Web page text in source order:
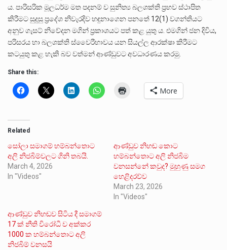
ය. පාරිසරික මූලධර්ම මත පදනම් ව සුනිත්‍ය බලශක්ති ප්‍රභව ස්ථාපිත
කිරීමට සුදුසු ප්‍රදේශ නිවැරදිව හඳුනාගෙන පනතේ 12(1) වගන්තියට
අනුව ගැසට් නිවේදන මගින් ප්‍රකාශයට පත් කළ යුතු ය. එමගින් ජන දිවිය,
පරිසරය හා බලශක්ති ස්වෛරීභාවය යන සියල්ල ආරක්ෂා කිරීමට
කටයුතු කළ හැකි බව වත්මන් ආණ්ඩුවට අවධාරණය කරමු.
Share this:
More
Related
සෝලා සමාගම් හම්බන්තොට
අලි නිජබිම්වලට ගිනි තබයි.
March 4, 2026
In "Videos"
ආණ්ඩුව නිහඬ කොට
හම්බන්තොට අලි නිජබිම
වනසන්නේ කවුද? මුහුණු සමග
හෙළිදරව්ව
March 23, 2026
In "Videos"
ආණ්ඩුව නිහඬව සිටිය දී සමාගම්
17 ක් නීති විරෝධී ව අක්කර
1000 ක හම්බන්තොට අලි
නිජබිම් වනසයි